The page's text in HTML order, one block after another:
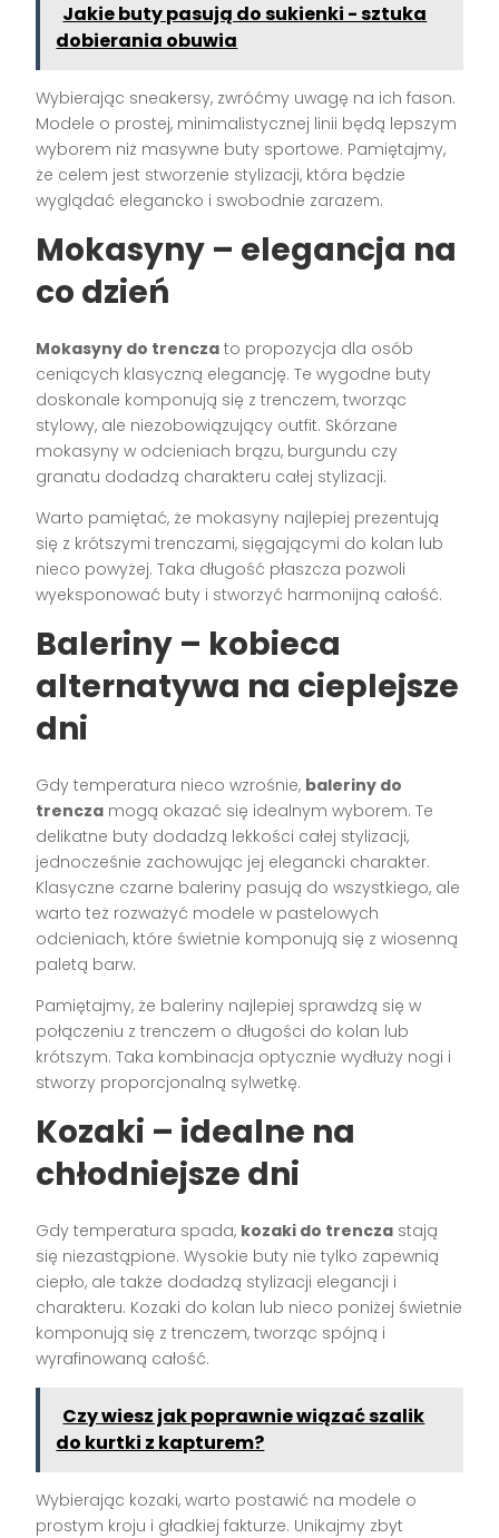
Jakie buty pasują do sukienki - sztuka
dobierania obuwia
Wybierając sneakersy, zwróćmy uwagę na ich fason.
Modele o prostej, minimalistycznej linii będą lepszym
wyborem niż masywne buty sportowe. Pamiętajmy,
że celem jest stworzenie stylizacji, która będzie
wyglądać elegancko i swobodnie zarazem.
Mokasyny – elegancja na
co dzień
Mokasyny do trencza to propozycja dla osób
ceniących klasyczną elegancję. Te wygodne buty
doskonale komponują się z trenczem, tworząc
stylowy, ale niezobowiązujący outfit. Skórzane
mokasyny w odcieniach brązu, burgundu czy
granatu dodadzą charakteru całej stylizacji.
Warto pamiętać, że mokasyny najlepiej prezentują
się z krótszymi trenczami, sięgającymi do kolan lub
nieco powyżej. Taka długość płaszcza pozwoli
wyeksponować buty i stworzyć harmonijną całość.
Baleriny – kobieca
alternatywa na cieplejsze
dni
Gdy temperatura nieco wzrośnie, baleriny do
trencza mogą okazać się idealnym wyborem. Te
delikatne buty dodadzą lekkości całej stylizacji,
jednocześnie zachowując jej elegancki charakter.
Klasyczne czarne baleriny pasują do wszystkiego, ale
warto też rozważyć modele w pastelowych
odcieniach, które świetnie komponują się z wiosenną
paletą barw.
Pamiętajmy, że baleriny najlepiej sprawdzą się w
połączeniu z trenczem o długości do kolan lub
krótszym. Taka kombinacja optycznie wydłuży nogi i
stworzy proporcjonalną sylwetkę.
Kozaki – idealne na
chłodniejsze dni
Gdy temperatura spada, kozaki do trencza stają
się niezastąpione. Wysokie buty nie tylko zapewnią
ciepło, ale także dodadzą stylizacji elegancji i
charakteru. Kozaki do kolan lub nieco poniżej świetnie
komponują się z trenczem, tworząc spójną i
wyrafinowaną całość.
Czy wiesz jak poprawnie wiązać szalik
do kurtki z kapturem?
Wybierając kozaki, warto postawić na modele o
prostym kroju i gładkiej fakturze. Unikajmy zbyt